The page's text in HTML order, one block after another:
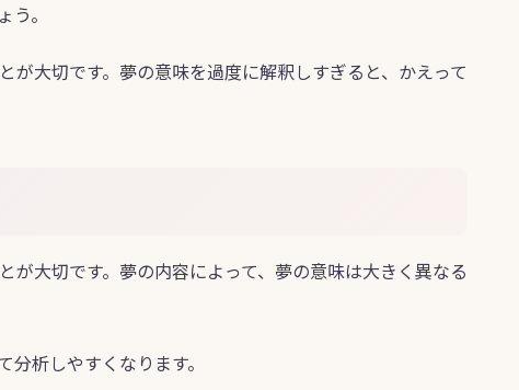
。
が大切です。夢の意味を過度に解釈しすぎると、かえって
大切です。夢の内容によって、夢の意味は大きく異なる
析しやすくなります。